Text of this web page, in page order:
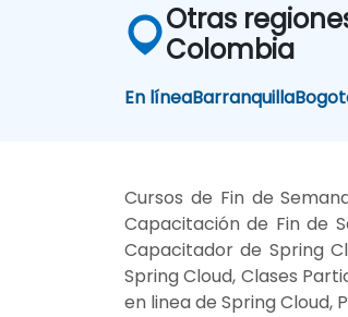
Otras
Colombia
En líneaBarranquilla
Cursos de Fin de
Capacitación de Fin de
Capacitador de Spring
Spring Cloud, Clases
en linea de Spring Cloud,